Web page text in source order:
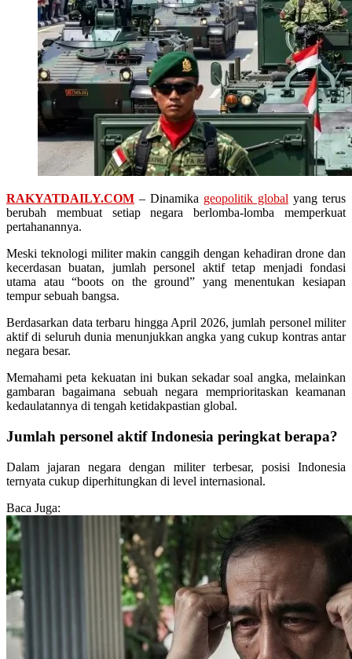
RAKYATDAILY.COM – Dinamika geopolitik global yang terus
berubah membuat setiap negara berlomba-lomba memperkuat
pertahanannya.
Meski teknologi militer makin canggih dengan kehadiran drone dan
kecerdasan buatan, jumlah personel aktif tetap menjadi fondasi
utama atau “boots on the ground” yang menentukan kesiapan
tempur sebuah bangsa.
Berdasarkan data terbaru hingga April 2026, jumlah personel militer
aktif di seluruh dunia menunjukkan angka yang cukup kontras antar
negara besar.
Memahami peta kekuatan ini bukan sekadar soal angka, melainkan
gambaran bagaimana sebuah negara memprioritaskan keamanan
kedaulatannya di tengah ketidakpastian global.
Jumlah personel aktif Indonesia peringkat berapa?
Dalam jajaran negara dengan militer terbesar, posisi Indonesia
ternyata cukup diperhitungkan di level internasional.
Baca Juga: